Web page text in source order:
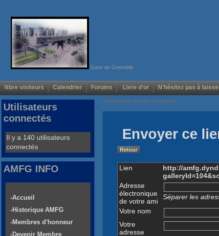
Gare de Grenoble
Nbre visiteurs Calendrier Forums Livre d'or N'hésitez pas à
Voir/Cacher menus de gauche
Envoyer ce
Retour
Lien
http://
Adresse
électronique
de votre ami
Séparer les
Votre nom
Votre
adresse
Utilisateurs
connectés
Il y a 140 utilisateurs
connectés
AMFG INFO
-Accueil
-Historique AMFG
-Membres d'honneur
-Devenir Membre